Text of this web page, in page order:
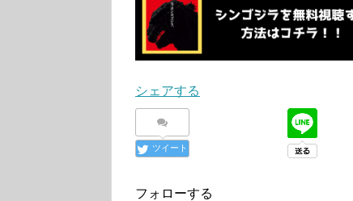
シェアする
ツイート
フォローする